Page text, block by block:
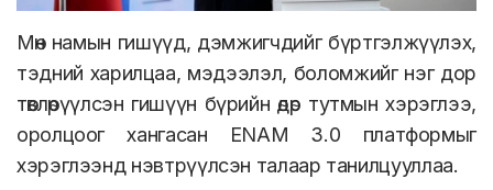
Мөн намын гишүүд, дэмжигчдийг бүртгэлжүүлэх,
тэдний харилцаа, мэдээлэл, боломжийг нэг дор
төвлөрүүлсэн гишүүн бүрийн өдөр тутмын хэрэглээ,
оролцоог хангасан ENAM 3.0 платформыг
хэрэглээнд нэвтрүүлсэн талаар танилцууллаа.